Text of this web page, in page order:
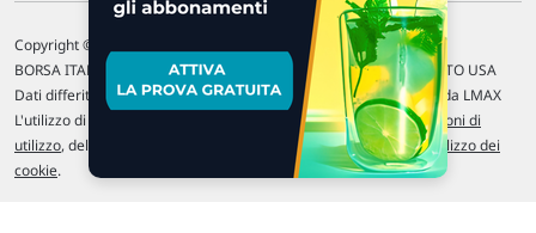
Copyright © 1996-2026 Traderlink Italia s.r.l.
BORSA ITALIANA Quotazioni di borsa differite di 15 min. / MERCATO USA
Dati differiti di 15 min. (fonte Intrinio) / FOREX Quotazioni fornite da LMAX
L'utilizzo di questo sito implica l'accettazione delle nostreCondizioni di
utilizzo, del Politiche sulla privacye dell'Utilizzo dei
cookie.